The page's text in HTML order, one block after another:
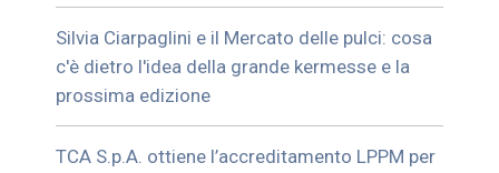
Silvia Ciarpaglini e il Mercato delle pulci: cosa
c'è dietro l'idea della grande kermesse e la
prossima edizione
TCA S.p.A. ottiene l’accreditamento LPPM per